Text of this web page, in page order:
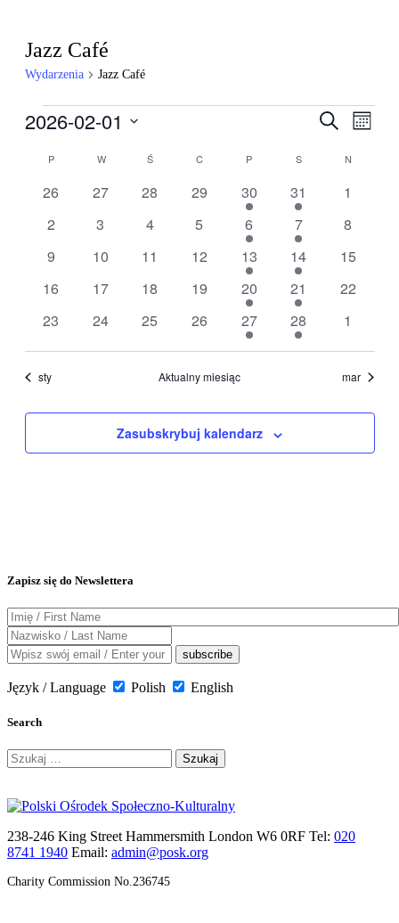
Jazz Café
Wydarzenia Jazz Café
Wydarzenia Szukaj
Miesiąc
2026-02-01
datę.
Kalendarz
Wydarzenia
PPONIEDZIAŁEK
WWTOREKŚŚRODA C CZWARTEK
P SSOBOTA N
0
26
0
27
0
28
0
wydarzenia
29
1
wydarzenie
30
1
wydarzenie
31
0
1
0
2
0
3
0
4
0
wydarzenia
5
1
wydarzenie
6
1
wydarzenie
7
0
8
0
9
0
10
0
11
0
wydarzenia
12
1
wydarzenie
13
1
wydarzenie
14
0
15
0
16
0
17
0
18
0
wydarzenia
19
1
wydarzenie
20
1
wydarzenie
21
0
22
0
23
0
24
0
25
0
wydarzenia
26
1
wydarzenie
27
1
wydarzenie
28
0
1
sty Aktualny miesiąc mar
Zasubskrybuj kalendarz
Zapisz się do Newslettera
Język / Language Polish English
Search
Szukaj:
238-246 King Street Hammersmith London W6 0RF Tel: 020
8741 1940 Email: admin@posk.org
Charity Commission No.236745